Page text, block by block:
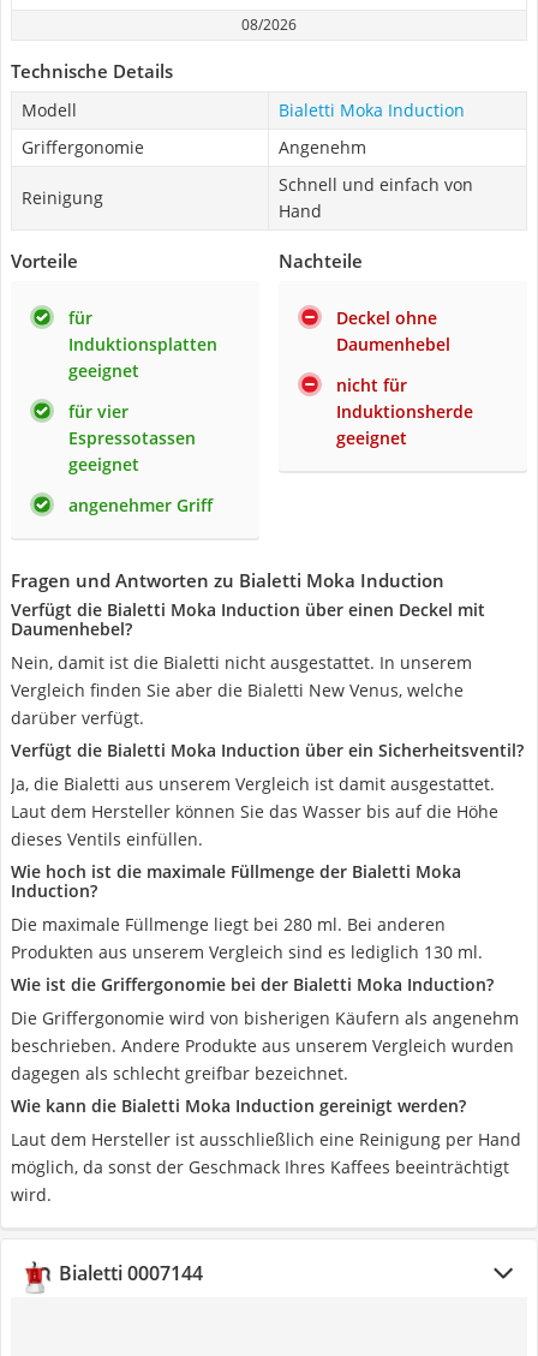
08/2026
Technische Details
Modell
Bialetti Moka Induction
Griffergonomie
Angenehm
Reinigung
Schnell und einfach von
Hand
Vorteile
für
Induktionsplatten
geeignet
für vier
Espressotassen
geeignet
angenehmer Griff
Nachteile
Deckel ohne
Daumenhebel
nicht für
Induktionsherde
geeignet
Fragen und Antworten zu Bialetti Moka Induction
Verfügt die Bialetti Moka Induction über einen Deckel mit
Daumenhebel?
Nein, damit ist die Bialetti nicht ausgestattet. In unserem
Vergleich finden Sie aber die Bialetti New Venus, welche
darüber verfügt.
Verfügt die Bialetti Moka Induction über ein Sicherheitsventil?
Ja, die Bialetti aus unserem Vergleich ist damit ausgestattet.
Laut dem Hersteller können Sie das Wasser bis auf die Höhe
dieses Ventils einfüllen.
Wie hoch ist die maximale Füllmenge der Bialetti Moka
Induction?
Die maximale Füllmenge liegt bei 280 ml. Bei anderen
Produkten aus unserem Vergleich sind es lediglich 130 ml.
Wie ist die Griffergonomie bei der Bialetti Moka Induction?
Die Griffergonomie wird von bisherigen Käufern als angenehm
beschrieben. Andere Produkte aus unserem Vergleich wurden
dagegen als schlecht greifbar bezeichnet.
Wie kann die Bialetti Moka Induction gereinigt werden?
Laut dem Hersteller ist ausschließlich eine Reinigung per Hand
möglich, da sonst der Geschmack Ihres Kaffees beeinträchtigt
wird.
Bialetti 0007144